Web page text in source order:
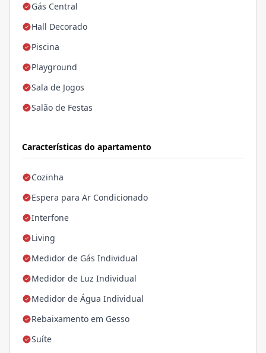
Gás Central
Hall Decorado
Piscina
Playground
Sala de Jogos
Salão de Festas
Características do apartamento
Cozinha
Espera para Ar Condicionado
Interfone
Living
Medidor de Gás Individual
Medidor de Luz Individual
Medidor de Água Individual
Rebaixamento em Gesso
Suíte